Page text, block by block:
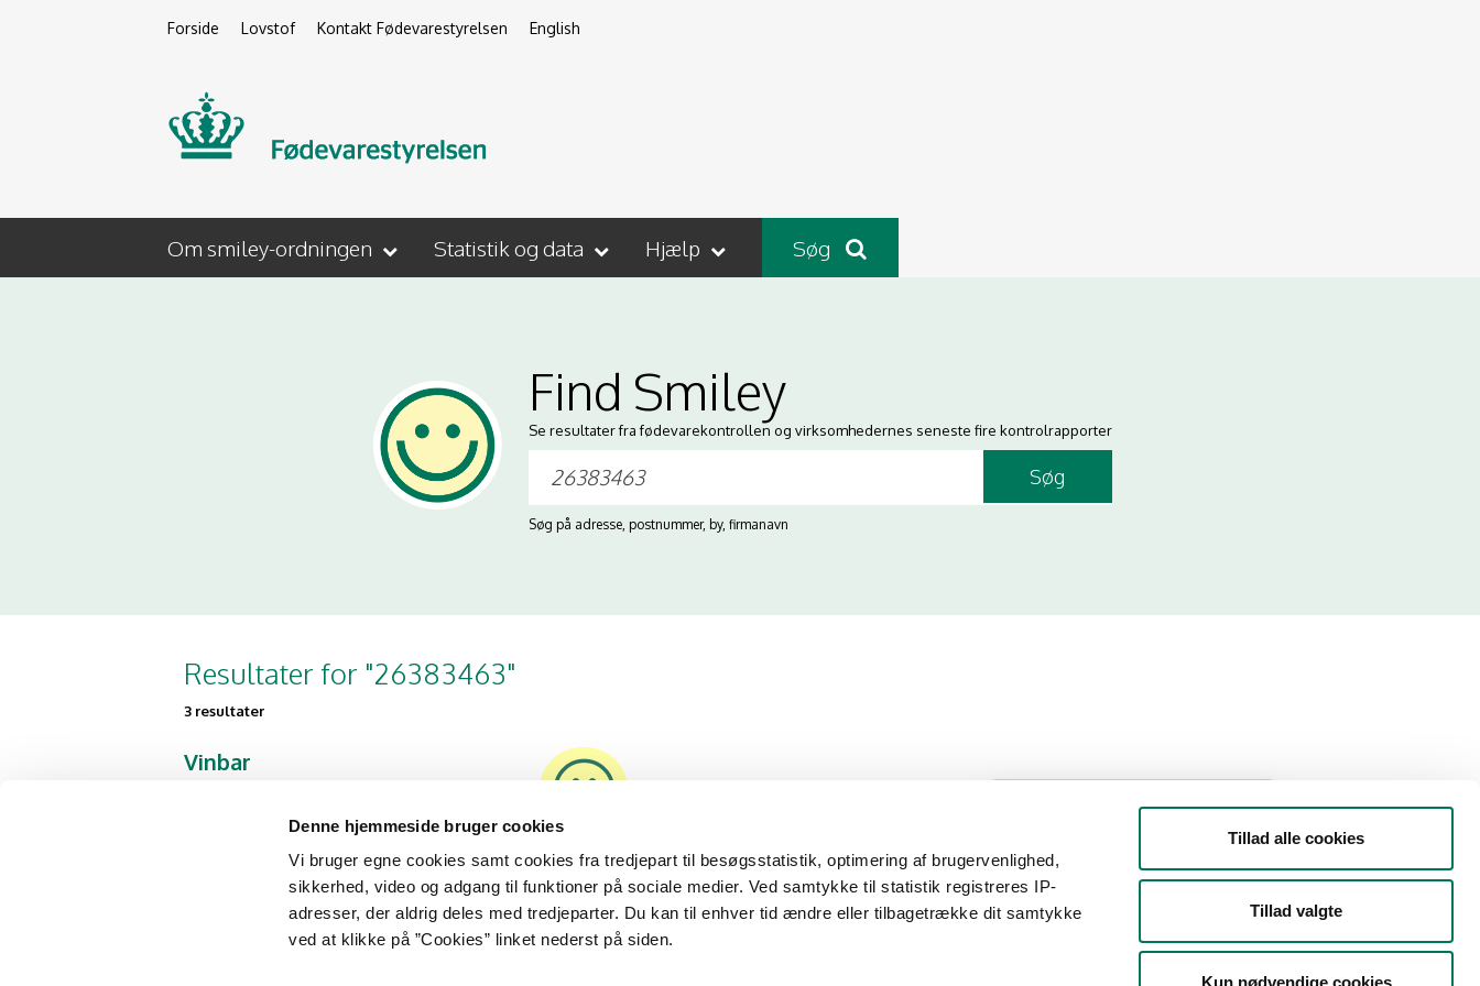
Denne hjemmeside bruger cookies
Vi bruger egne cookies samt cookies fra tredjepart til besøgsstatistik, optimering af brugervenlighed,
sikkerhed, video og adgang til funktioner på sociale medier. Ved samtykke til statistik registreres IP-
adresser, der aldrig deles med tredjeparter. Du kan til enhver tid ændre eller tilbagetrække dit samtykke
ved at klikke på ”Cookies” linket nederst på siden.
Tillad alle cookies
Tillad valgte
Kun nødvendige cookies
Forside Lovstof Kontakt Fødevarestyrelsen English
Om smiley-ordningen Statistik og data Hjælp Søg
Find Smiley
Se resultater fra fødevarekontrollen og virksomhedernes seneste fire kontrolrapporter
Søg
Søg på adresse, postnummer, by, firmanavn
Resultater for "26383463"
3 resultater
Vinbar
27/05/26
Taastrup Ny Vinhandel
Taastrup Hovedgade 58A st
Filtrer din søgning
Smiley